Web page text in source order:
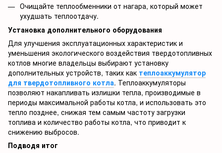
Очищайте теплообменники от нагара, который может
ухудшать теплоотдачу.
Установка дополнительного оборудования
Для улучшения эксплуатационных характеристик и
уменьшения экологического воздействия твердотопливных
котлов многие владельцы выбирают установку
дополнительных устройств, таких как теплоаккумулятор
для твердотопливного котла. Теплоаккумуляторы
позволяют накапливать излишки тепла, производимые в
периоды максимальной работы котла, и использовать это
тепло позднее, снижая тем самым частоту загрузки
топлива и количество работы котла, что приводит к
снижению выбросов.
Подводя итог